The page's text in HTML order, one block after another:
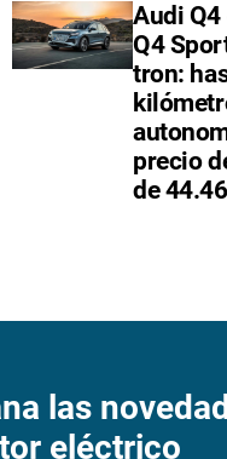
Audi
Q4
tron:
precio
de
las
eléctrico